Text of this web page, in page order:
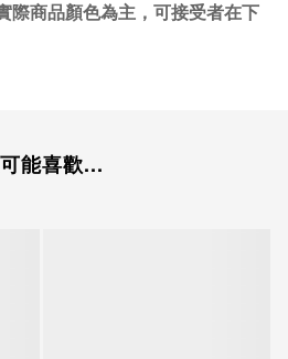
際商品顏色為主，可接受者在下
能喜歡...